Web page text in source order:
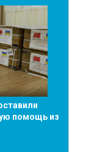
помощь из